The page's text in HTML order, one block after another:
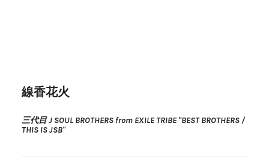
線香花火
三代目 J SOUL BROTHERS from EXILE TRIBE "BEST BROTHERS /
THIS IS JSB"